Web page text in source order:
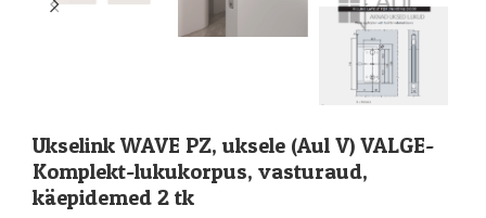
Ukselink WAVE PZ, uksele (Aul V) VALGE-
Komplekt-lukukorpus, vasturaud,
käepidemed 2 tk